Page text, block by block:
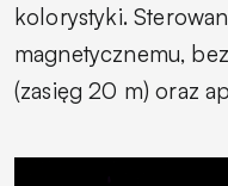
kolorystyki.
magnetycznemu,
(zasięg 20 m) oraz